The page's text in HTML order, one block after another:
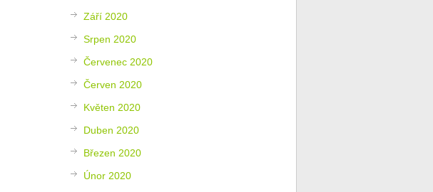
Září 2020
Srpen 2020
Červenec 2020
Červen 2020
Květen 2020
Duben 2020
Březen 2020
Únor 2020